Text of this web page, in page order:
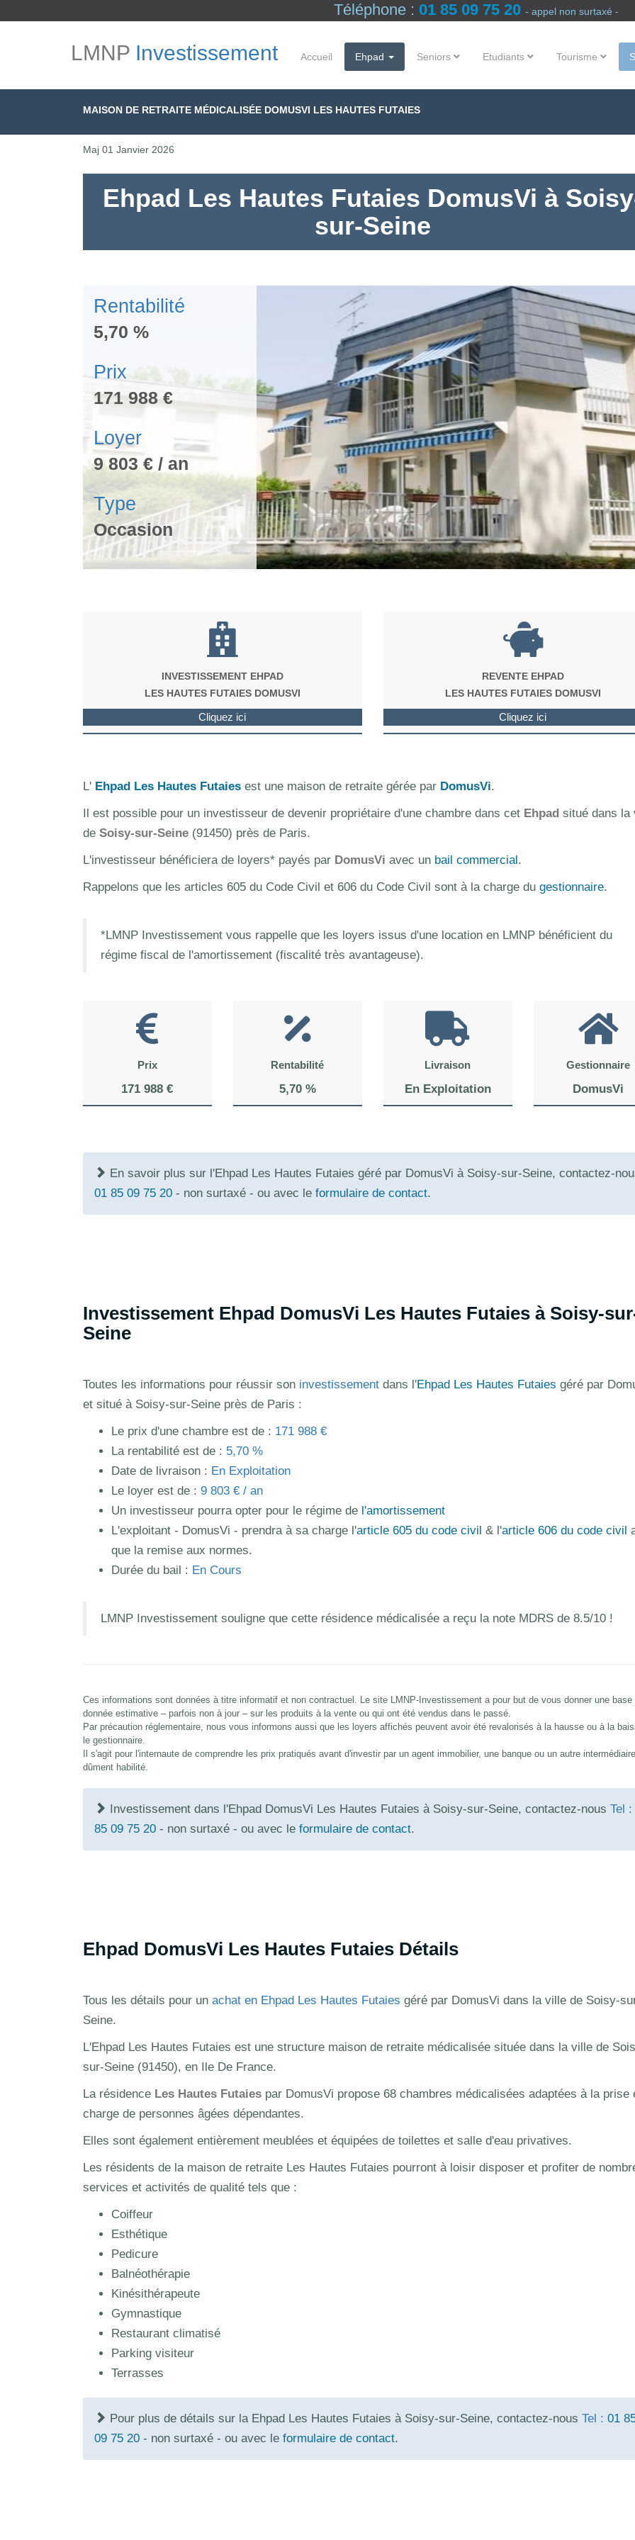
Téléphone : 01 85 09 75 20 - appel non surtaxé -
LMNPInvestissement Accueil Ehpad Seniors Etudiants Tourisme
MAISON DE RETRAITE MÉDICALISÉE DOMUSVI LES HAUTES FUTAIES
Maj 01 Janvier 2026
Ehpad Les Hautes Futaies DomusVi à
sur-Seine
Rentabilité
5,70 %
Prix
171 988 €
Loyer
9 803 € / an
Type
Occasion
INVESTISSEMENT EHPAD
LES HAUTES FUTAIES DOMUSVI
Cliquez ici
REVENTE EHPAD
LES HAUTES FUTAIES DOMUSVI
Cliquez ici
L' Ehpad Les Hautes Futaies est une maison de retraite gérée par DomusVi.
Il est possible pour un investisseur de devenir propriétaire d'une chambre dans cet Ehpad situé dans la
de Soisy-sur-Seine (91450) près de Paris.
L'investisseur bénéficiera de loyers* payés par DomusVi avec un bail commercial.
Rappelons que les articles 605 du Code Civil et 606 du Code Civil sont à la charge du gestionnaire.
*LMNP Investissement vous rappelle que les loyers issus d'une location en LMNP bénéficient du
régime fiscal de l'amortissement (fiscalité très avantageuse).
Prix
171 988 €
Rentabilité
5,70 %
Livraison
En Exploitation
Gestionnaire
DomusVi
En savoir plus sur l'Ehpad Les Hautes Futaies géré par DomusVi à Soisy-sur-Seine, contactez-
01 85 09 75 20 - non surtaxé - ou avec le formulaire de contact.
Investissement Ehpad DomusVi Les Hautes Futaies à Soisy-
Seine
Toutes les informations pour réussir son investissement dans l'Ehpad Les Hautes Futaies géré par
et situé à Soisy-sur-Seine près de Paris :
Le prix d'une chambre est de : 171 988 €
La rentabilité est de : 5,70 %
Date de livraison : En Exploitation
Le loyer est de : 9 803 € / an
Un investisseur pourra opter pour le régime de l'amortissement
L'exploitant - DomusVi - prendra à sa charge l'article 605 du code civil & l'article 606 du code civil
que la remise aux normes.
Durée du bail : En Cours
LMNP Investissement souligne que cette résidence médicalisée a reçu la note MDRS de 8.5/10 !
Ces informations sont données à titre informatif et non contractuel. Le site LMNP-Investissement a pour but de vous donner une base
donnée estimative – parfois non à jour – sur les produits à la vente ou qui ont été vendus dans le passé.
Par précaution réglementaire, nous vous informons aussi que les loyers affichés peuvent avoir été revalorisés à la hausse ou à la
le gestionnaire.
Il s'agit pour l'internaute de comprendre les prix pratiqués avant d'investir par un agent immobilier, une banque ou un autre intermédiaire
dûment habilité.
Investissement dans l'Ehpad DomusVi Les Hautes Futaies à Soisy-sur-Seine, contactez-nous Tel :
85 09 75 20 - non surtaxé - ou avec le formulaire de contact.
Ehpad DomusVi Les Hautes Futaies Détails
Tous les détails pour un achat en Ehpad Les Hautes Futaies géré par DomusVi dans la ville de Soisy-
Seine.
L'Ehpad Les Hautes Futaies est une structure maison de retraite médicalisée située dans la ville de
sur-Seine (91450), en Ile De France.
La résidence Les Hautes Futaies par DomusVi propose 68 chambres médicalisées adaptées à la prise
charge de personnes âgées dépendantes.
Elles sont également entièrement meublées et équipées de toilettes et salle d'eau privatives.
Les résidents de la maison de retraite Les Hautes Futaies pourront à loisir disposer et profiter de
services et activités de qualité tels que :
Coiffeur
Esthétique
Pedicure
Balnéothérapie
Kinésithérapeute
Gymnastique
Restaurant climatisé
Parking visiteur
Terrasses
Pour plus de détails sur la Ehpad Les Hautes Futaies à Soisy-sur-Seine, contactez-nous Tel : 01
09 75 20 - non surtaxé - ou avec le formulaire de contact.